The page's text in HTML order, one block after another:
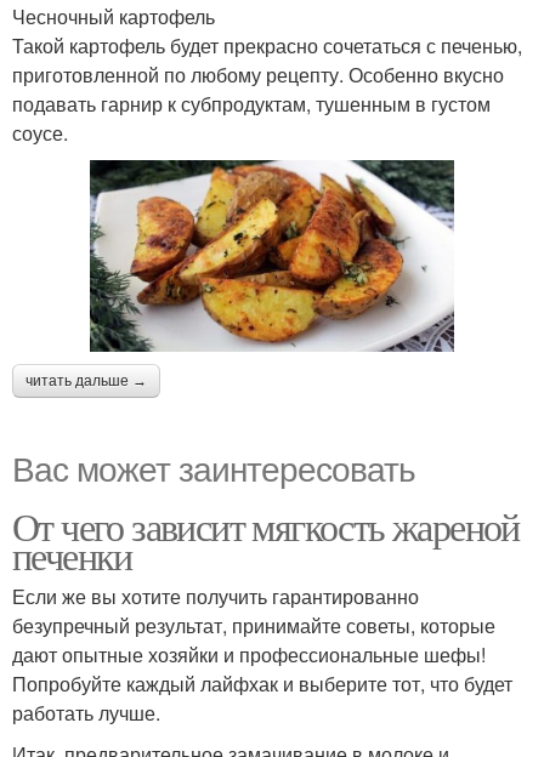
Чесночный картофель
Такой картофель будет прекрасно сочетаться с печенью,
приготовленной по любому рецепту. Особенно вкусно
подавать гарнир к субпродуктам, тушенным в густом
соусе.
читать дальше →
Вас может заинтересовать
От чего зависит мягкость жареной
печенки
Если же вы хотите получить гарантированно
безупречный результат, принимайте советы, которые
дают опытные хозяйки и профессиональные шефы!
Попробуйте каждый лайфхак и выберите тот, что будет
работать лучше.